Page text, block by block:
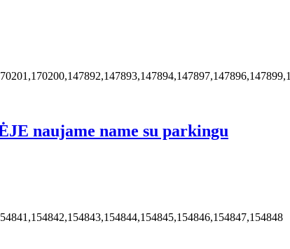
naujame name su parkingu